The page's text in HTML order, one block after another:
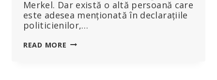
Merkel. Dar există o altă persoană care
este adesea menționată în declarațiile
politicienilor,…
READ MORE UN